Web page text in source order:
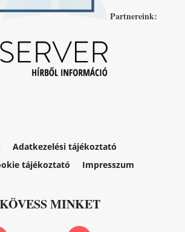
Partnereink:
Adatkezelési tájékoztató
tájékoztató
Impresszum
KÖVESS MINKET